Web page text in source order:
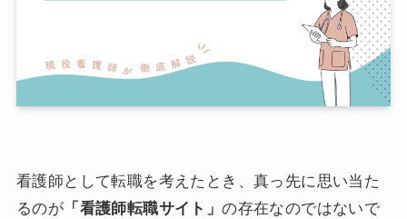
看護師として転職を考えたとき、真っ先に思い当た
るのが 「看護師転職サイト」の存在なのではないで